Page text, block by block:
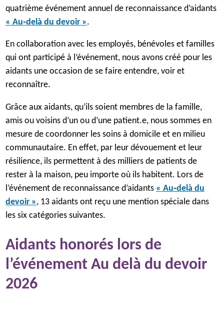
quatrième événement annuel de reconnaissance d’aidants
« Au‑delà du devoir ».
En collaboration avec les employés, bénévoles et familles
qui ont participé à l’événement, nous avons créé pour les
aidants une occasion de se faire entendre, voir et
reconnaître.
Grâce aux aidants, qu’ils soient membres de la famille,
amis ou voisins d’un ou d’une patient.e, nous sommes en
mesure de coordonner les soins à domicile et en milieu
communautaire. En effet, par leur dévouement et leur
résilience, ils permettent à des milliers de patients de
rester à la maison, peu importe où ils habitent. Lors de
l’événement de reconnaissance d’aidants « Au‑delà du
devoir », 13 aidants ont reçu une mention spéciale dans
les six catégories suivantes.
Aidants honorés lors de
l’événement Au delà du devoir
2026